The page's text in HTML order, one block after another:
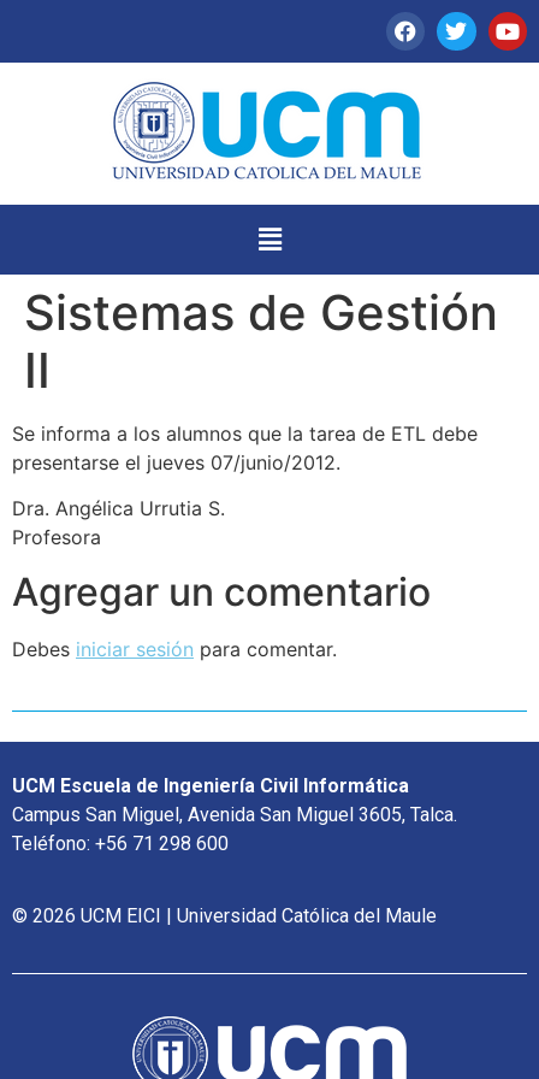
Sistemas de Gestión
II
Se informa a los alumnos que la tarea de ETL debe
presentarse el jueves 07/junio/2012.
Dra. Angélica Urrutia S.
Profesora
Agregar un comentario
Debes iniciar sesión para comentar.
UCM Escuela de Ingeniería Civil Informática
Campus San Miguel, Avenida San Miguel 3605, Talca.
Teléfono: +56 71 298 600
© 2026 UCM EICI | Universidad Católica del Maule